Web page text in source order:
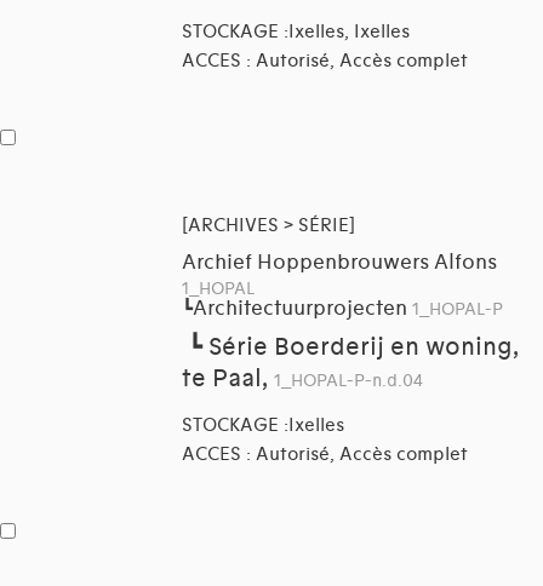
STOCKAGE :Ixelles, Ixelles
ACCES : Autorisé, Accès complet
[ARCHIVES > SÉRIE]
Archief Hoppenbrouwers Alfons
1_HOPAL
┗Architectuurprojecten 1_HOPAL-P
┗ Série Boerderij en woning,
te Paal, 1_HOPAL-P-n.d.04
STOCKAGE :Ixelles
ACCES : Autorisé, Accès complet